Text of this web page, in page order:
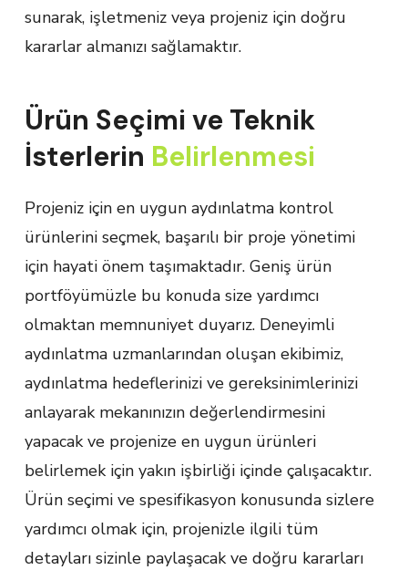
sunarak, işletmeniz veya projeniz için doğru
kararlar almanızı sağlamaktır.
Ürün Seçimi ve Teknik
İsterlerin Belirlenmesi
Projeniz için en uygun aydınlatma kontrol
ürünlerini seçmek, başarılı bir proje yönetimi
için hayati önem taşımaktadır. Geniş ürün
portföyümüzle bu konuda size yardımcı
olmaktan memnuniyet duyarız. Deneyimli
aydınlatma uzmanlarından oluşan ekibimiz,
aydınlatma hedeflerinizi ve gereksinimlerinizi
anlayarak mekanınızın değerlendirmesini
yapacak ve projenize en uygun ürünleri
belirlemek için yakın işbirliği içinde çalışacaktır.
Ürün seçimi ve spesifikasyon konusunda sizlere
yardımcı olmak için, projenizle ilgili tüm
detayları sizinle paylaşacak ve doğru kararları